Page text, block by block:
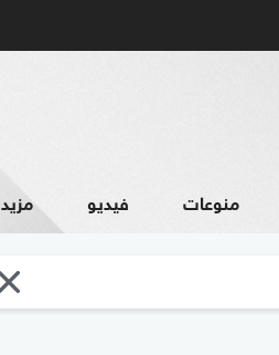
منوعات فيديو مزيد